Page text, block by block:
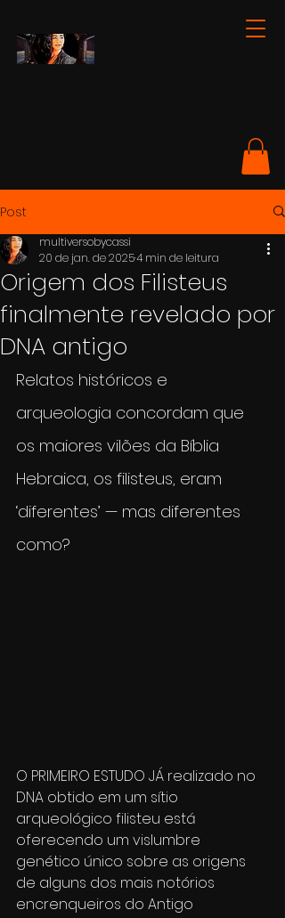
Post
Origem dos Filisteus
finalmente revelado por
DNA antigo
multiversobycassi
20 de jan. de 20254 min de leitura
Relatos históricos e
arqueologia concordam que
os maiores vilões da Bíblia
Hebraica, os filisteus, eram
‘diferentes’ — mas diferentes
como?
O PRIMEIRO ESTUDO JÁ realizado no
DNA obtido em um sítio
arqueológico filisteu está
oferecendo um vislumbre
genético único sobre as origens
de alguns dos mais notórios
encrenqueiros do Antigo